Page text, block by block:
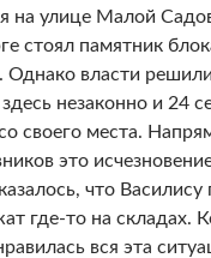
на улице Малой
стоял памятник
Однако власти
незаконно и 24
своего места.
это
что Василису
где-то на складах.
вся эта